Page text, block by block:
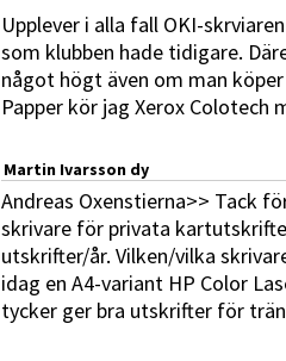
Upplever i alla fall OKI-
som klubben hade tidigare.
något högt även om man
Papper kör jag Xerox Colotech
Martin Ivarsson dy
Andreas Oxenstierna>> Tack
skrivare för privata
utskrifter/år. Vilken/vilka
idag en A4-variant HP Color
tycker ger bra utskrifter för